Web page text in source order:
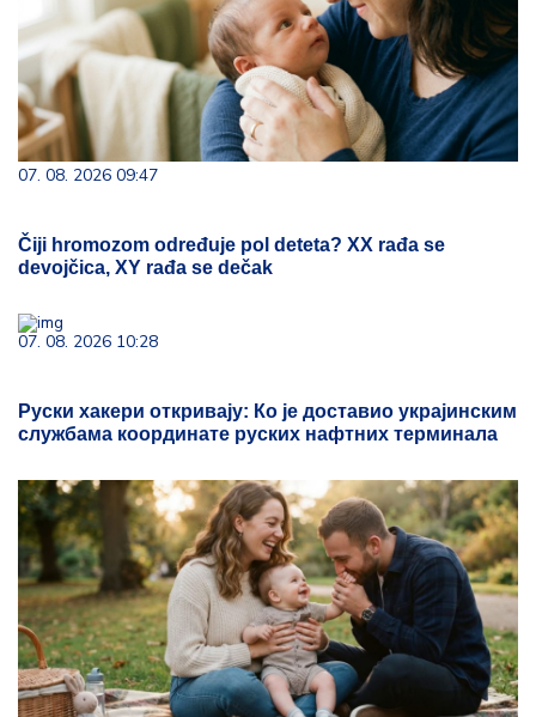
07. 08. 2026 09:47
Čiji hromozom određuje pol deteta? XX rađa se
devojčica, XY rađa se dečak
07. 08. 2026 10:28
Руски хакери откривају: Ко је доставио украјинским
службама координате руских нафтних терминала